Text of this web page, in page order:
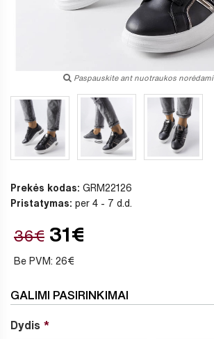
Paspauskite ant nuotraukos
Prekės kodas: GRM22126
Pristatymas: per 4 - 7 d.d.
36€ 31€
Be PVM: 26€
GALIMI PASIRINKIMAI
Dydis